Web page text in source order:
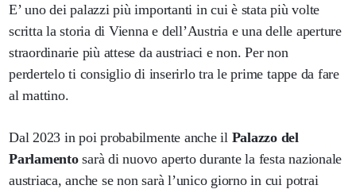
E’ uno dei palazzi più importanti in cui è stata più volte
scritta la storia di Vienna e dell’Austria e una delle aperture
straordinarie più attese da austriaci e non. Per non
perdertelo ti consiglio di inserirlo tra le prime tappe da fare
al mattino.
Dal 2023 in poi probabilmente anche il Palazzo del
Parlamentosarà di nuovo aperto durante la festa nazionale
austriaca, anche se non sarà l’unico giorno in cui potrai